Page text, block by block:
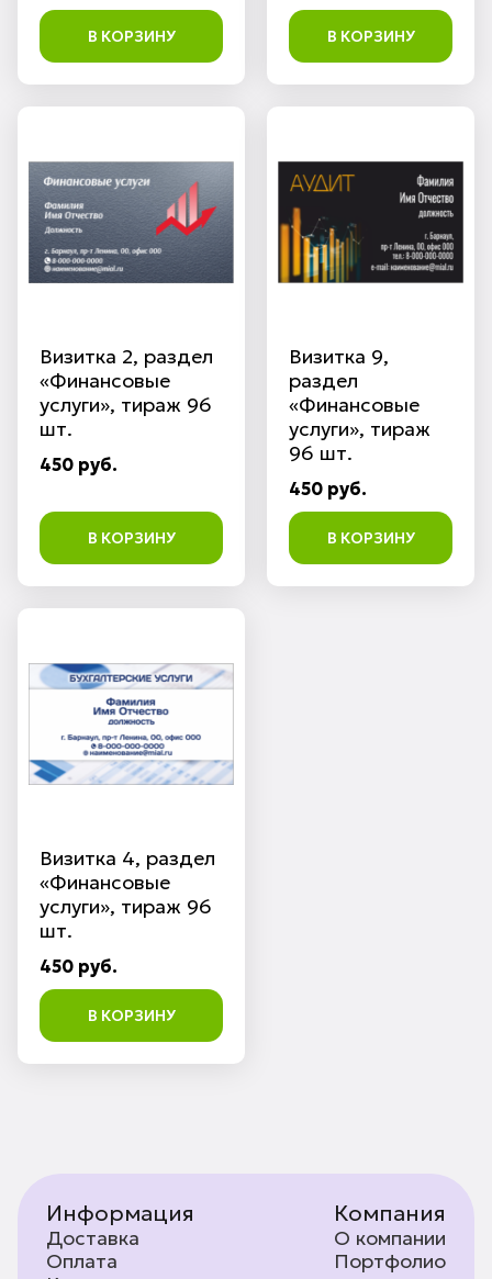
В КОРЗИНУ В КОРЗИНУ
Визитка 2, раздел
«Финансовые
услуги», тираж 96
шт.
450 руб.
В КОРЗИНУ
Визитка 9,
раздел
«Финансовые
услуги», тираж
96 шт.
450 руб.
В КОРЗИНУ
Визитка 4, раздел
«Финансовые
услуги», тираж 96
шт.
450 руб.
В КОРЗИНУ
Информация
Доставка
Оплата
Компания
О компании
Портфолио